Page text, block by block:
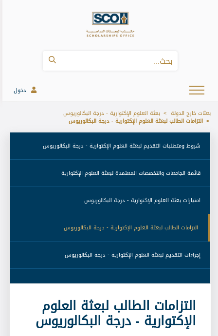
دخول
بعثات خارج الدولة بعثة العلوم الإكتوارية - درجة البكالوريوس
التزامات الطالب لبعثة العلوم الإكتوارية - درجة البكالوريوس
التزامات الطالب لبعثة العلوم
الإكتوارية - درجة البكالوريوس